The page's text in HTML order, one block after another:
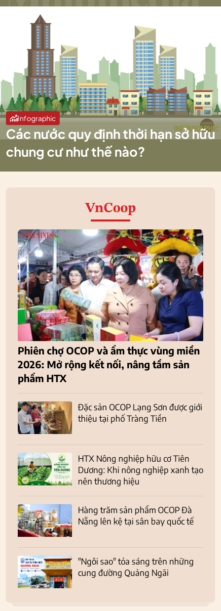
Infographic
Các nước quy định thời hạn sở hữu
chung cư như thế nào?
VnCoop
Phiên chợ OCOP và ẩm thực vùng miền
2026: Mở rộng kết nối, nâng tầm sản
phẩm HTX
Đặc sản OCOP Lạng Sơn được giới
thiệu tại phố Tràng Tiền
HTX Nông nghiệp hữu cơ Tiên
Dương: Khi nông nghiệp xanh tạo
nên thương hiệu
Hàng trăm sản phẩm OCOP Đà
Nẵng lên kệ tại sân bay quốc tế
"Ngôi sao" tỏa sáng trên những
cung đường Quảng Ngãi